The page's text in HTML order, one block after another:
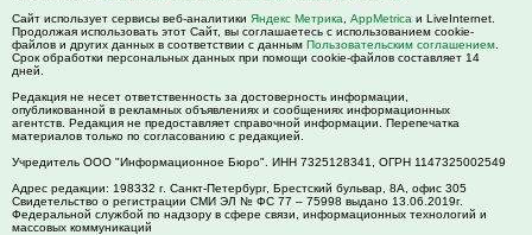
Сайт использует сервисы веб-аналитики Яндекс Метрика AppMetrica и LiveInternet.
Продолжая использовать этот Сайт, вы соглашаетесь с использованием cookie-
файлов и других данных в соответствии с данным Пользовательским соглашением
Срок обработки персональных данных при помощи cookie-файлов составляет 14
дней.
Редакция не несет ответственность за достоверность информации,
опубликованной в рекламных объявлениях и сообщениях информационных
агентств. Редакция не предоставляет справочной информации. Перепечатка
материалов только по согласованию с редакцией.
Учредитель ООО "Информационное Бюро". ИНН 7325128341, ОГРН 1147325002549
Адрес редакции: 198332 г. Санкт-Петербург, Брестский бульвар, 8А, офис 305
Свидетельство о регистрации СМИ ЭЛ № ФС 77 – 75998 выдано 13.06.2019г.
Федеральной службой по надзору в сфере связи, информационных технологий и
массовых коммуникаций